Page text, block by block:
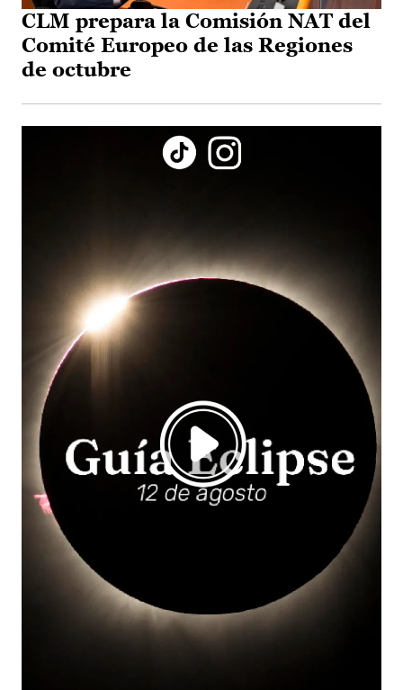
CLM prepara la Comisión NAT del
Comité Europeo de las Regiones
de octubre